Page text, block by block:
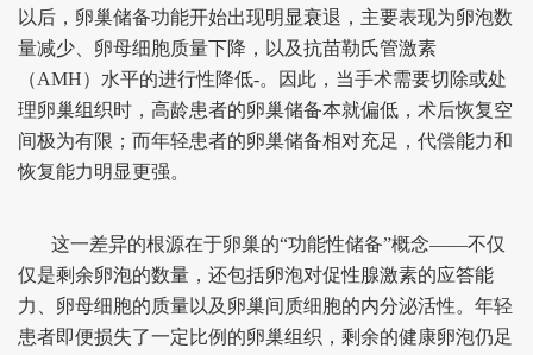
以后，卵巢储备功能开始出现明显衰退，主要表现为卵泡数
量减少、卵母细胞质量下降，以及抗苗勒氏管激素
（AMH）水平的进行性降低-。因此，当手术需要切除或处
理卵巢组织时，高龄患者的卵巢储备本就偏低，术后恢复空
间极为有限；而年轻患者的卵巢储备相对充足，代偿能力和
恢复能力明显更强。
这一差异的根源在于卵巢的“功能性储备”概念——不仅
仅是剩余卵泡的数量，还包括卵泡对促性腺激素的应答能
力、卵母细胞的质量以及卵巢间质细胞的内分泌活性。年轻
患者即便损失了一定比例的卵巢组织，剩余的健康卵泡仍足